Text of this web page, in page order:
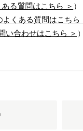
る質問はこちら ＞ ）
くある質問はこちら
い合わせはこちら ＞ ）